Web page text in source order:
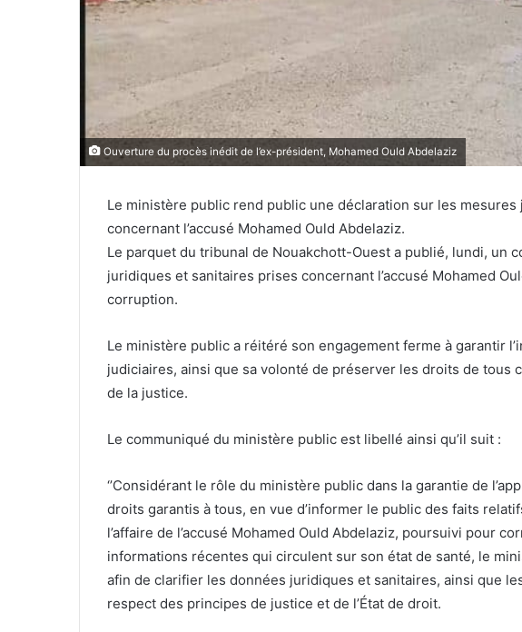
Ouverture du procès inédit de l’ex-président, Mohamed Ould Abdelaziz
Le ministère public rend public une déclaration sur les
concernant l’accusé Mohamed Ould Abdelaziz.
Le parquet du tribunal de Nouakchott-Ouest a publié, lundi, un
juridiques et sanitaires prises concernant l’accusé Mohamed
corruption.
Le ministère public a réitéré son engagement ferme à garantir
judiciaires, ainsi que sa volonté de préserver les droits de tous
de la justice.
Le communiqué du ministère public est libellé ainsi qu’il suit :
‘’Considérant le rôle du ministère public dans la garantie de
droits garantis à tous, en vue d’informer le public des faits
l’affaire de l’accusé Mohamed Ould Abdelaziz, poursuivi pour
informations récentes qui circulent sur son état de santé, le
afin de clarifier les données juridiques et sanitaires, ainsi que
respect des principes de justice et de l’État de droit.